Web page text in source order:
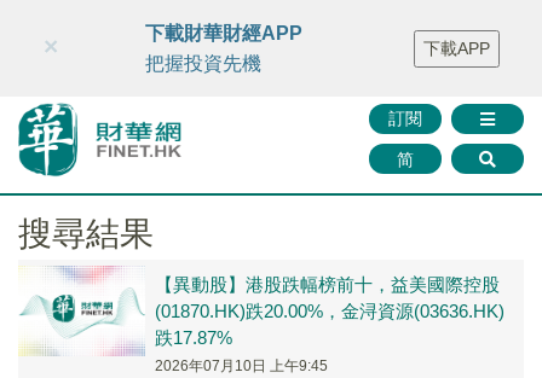
財華智庫網 FINTV FINMETA 財華證券 媒體矩陣
智庫沙龍
聯絡我們
訂閱
简
×
下載財華財經APP
把握投資先機
下載APP
搜尋結果
【異動股】港股跌幅榜前十，益美國際控股
(01870.HK)跌20.00%，金浔資源(03636.HK)
跌17.87%
2026年07月10日 上午9:45